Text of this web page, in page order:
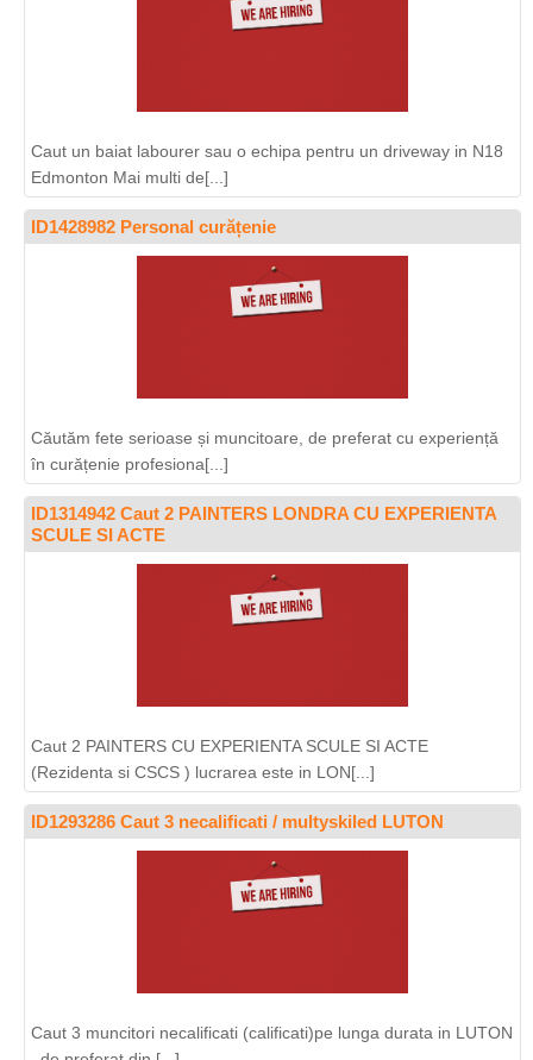
Caut un baiat labourer sau o echipa pentru un driveway in N18
Edmonton Mai multi de[...]
ID1428982 Personal curățenie
Căutăm fete serioase și muncitoare, de preferat cu experiență
în curățenie profesiona[...]
ID1314942 Caut 2 PAINTERS LONDRA CU EXPERIENTA
SCULE SI ACTE
Caut 2 PAINTERS CU EXPERIENTA SCULE SI ACTE
(Rezidenta si CSCS ) lucrarea este in LON[...]
ID1293286 Caut 3 necalificati / multyskiled LUTON
Caut 3 muncitori necalificati (calificati)pe lunga durata in LUTON